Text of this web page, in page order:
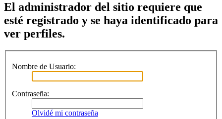
El administrador del sitio requiere que
esté registrado y se haya identificado para
ver perfiles.
Nombre de Usuario:
Contraseña:
Olvidé mi contraseña